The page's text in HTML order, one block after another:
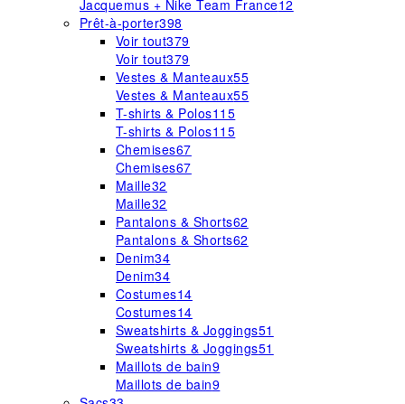
Jacquemus + Nike Team France12
Prêt-à-porter398
Voir tout379
Voir tout379
Vestes & Manteaux55
Vestes & Manteaux55
T-shirts & Polos115
T-shirts & Polos115
Chemises67
Chemises67
Maille32
Maille32
Pantalons & Shorts62
Pantalons & Shorts62
Denim34
Denim34
Costumes14
Costumes14
Sweatshirts & Joggings51
Sweatshirts & Joggings51
Maillots de bain9
Maillots de bain9